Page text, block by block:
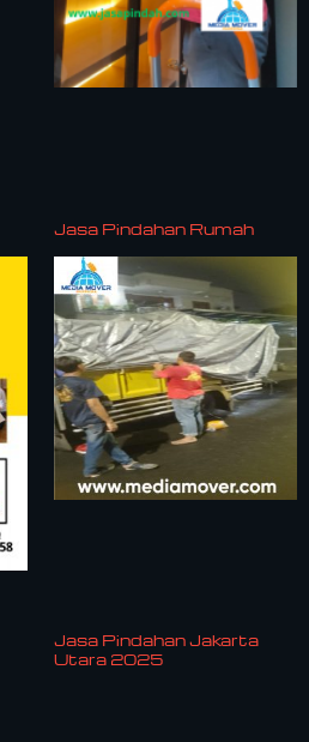
Jasa Pindahan Rumah
Jasa Pindahan Jakarta
Utara 2025